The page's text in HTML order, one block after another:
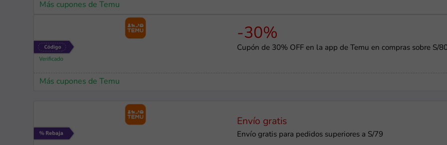
Más cupones de Temu
-30%
Cupón de 30% OFF en la app de Temu en compras sobre S/
Más cupones de Temu
Envío gratis
Envío gratis para pedidos superiores a S/79